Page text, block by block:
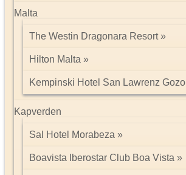
Malta
The Westin Dragonara Resort
Hilton Malta
Kempinski Hotel San Lawrenz Gozo
Kapverden
Sal Hotel Morabeza
Boavista Iberostar Club Boa Vista